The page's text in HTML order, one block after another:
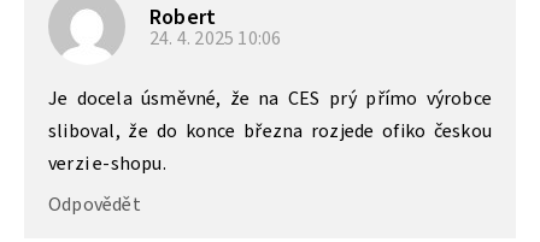
Robert
24. 4. 2025 10:06
Je docela úsměvné, že na CES prý přímo výrobce
sliboval, že do konce března rozjede ofiko českou
verzi e-shopu.
Odpovědět